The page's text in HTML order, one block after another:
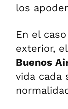
los
En el
exterior, el
Buenos
vida cada